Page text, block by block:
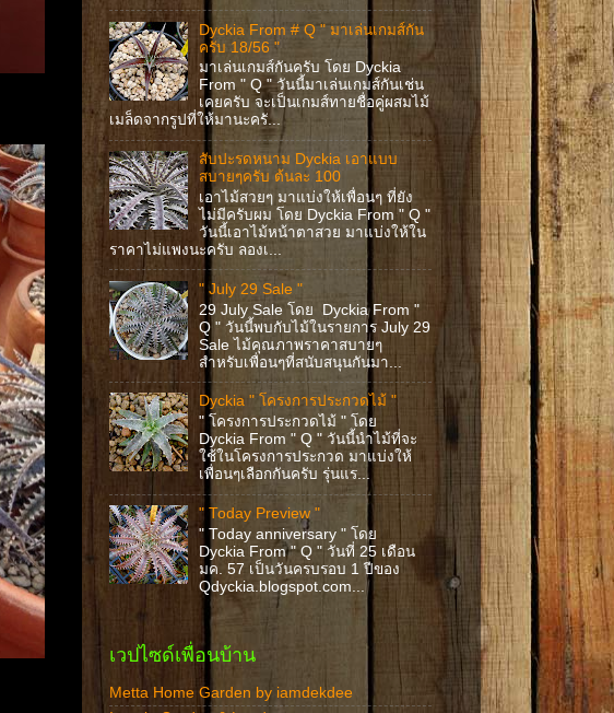
Dyckia From # Q " มาเล่นเกมส์กัน
ครับ 18/56 "
มาเล่นเกมส์กันครับ โดย Dyckia
From " Q " วันนี้มาเล่นเกมส์กันเช่น
เคยครับ จะเป็นเกมส์ทายชื่อคู่ผสมไม้
เมล็ดจากรูปที่ให้มานะครั...
สับปะรดหนาม Dyckia เอาแบบ
สบายๆครับ ต้นละ 100
เอาไม้สวยๆ มาแบ่งให้เพื่อนๆ ที่ยัง
ไม่มีครับผม โดย Dyckia From " Q "
วันนี้เอาไม้หน้าตาสวย มาแบ่งให้ใน
ราคาไม่แพงนะครับ ลองเ...
" July 29 Sale "
29 July Sale โดย Dyckia From "
Q " วันนี้พบกับไม้ในรายการ July 29
Sale ไม้คุณภาพราคาสบายๆ
สำหรับเพื่อนๆที่สนับสนุนกันมา...
Dyckia " โครงการประกวดไม้ "
" โครงการประกวดไม้ " โดย
Dyckia From " Q " วันนี้นำไม้ที่จะ
ใช้ในโครงการประกวด มาแบ่งให้
เพื่อนๆเลือกกันครับ รุ่นแร...
" Today Preview "
" Today anniversary " โดย
Dyckia From " Q " วันที่ 25 เดือน
มค. 57 เป็นวันครบรอบ 1 ปีของ
Qdyckia.blogspot.com...
เวปไซด์เพื่อนบ้าน
Metta Home Garden by iamdekdee